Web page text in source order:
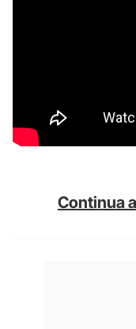
Continua